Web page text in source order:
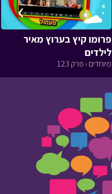
פרומו קיץ בערוץ מאיר
לילדים
מיוחדים › פרק 123
›